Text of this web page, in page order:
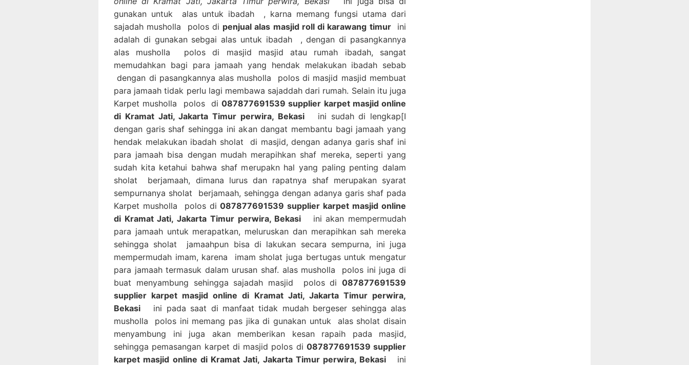
gunakan untuk alas untuk ibadah , karna memang fungsi utama dari
sajadah musholla polos di penjual alas masjid roll di karawang timurini
adalah di gunakan sebgai alas untuk ibadah , dengan di pasangkannya
alas musholla polos di masjid masjid atau rumah ibadah, sangat
memudahkan bagi para jamaah yang hendak melakukan ibadah sebab
dengan di pasangkannya alas musholla polos di masjid masjid membuat
para jamaah tidak perlu lagi membawa sajaddah dari rumah. Selain itu juga
Karpet musholla polos di087877691539 supplier karpet masjid online
di Kramat Jati, Jakarta Timur perwira, Bekasiini sudah di lengkap[I
dengan garis shaf sehingga ini akan dangat membantu bagi jamaah yang
hendak melakukan ibadah sholat di masjid, dengan adanya garis shaf ini
para jamaah bisa dengan mudah merapihkan shaf mereka, seperti yang
sudah kita ketahui bahwa shaf merupakn hal yang paling penting dalam
sholat berjamaah, dimana lurus dan rapatnya shaf merupakan syarat
sempurnanya sholat berjamaah, sehingga dengan adanya garis shaf pada
Karpet musholla polos di087877691539 supplier karpet masjid online
di Kramat Jati, Jakarta Timur perwira, Bekasi ini akan mempermudah
para jamaah untuk merapatkan, meluruskan dan merapihkan sah mereka
sehingga sholat jamaahpun bisa di lakukan secara sempurna, ini juga
mempermudah imam, karena imam sholat juga bertugas untuk mengatur
para jamaah termasuk dalam urusan shaf. alas musholla polos ini juga di
buat menyambung sehingga sajadah masjid polos di 087877691539
supplier karpet masjid online di Kramat Jati, Jakarta Timur perwira,
Bekasi ini pada saat di manfaat tidak mudah bergeser sehingga alas
musholla polos ini memang pas jika di gunakan untuk alas sholat disain
menyambung ini juga akan memberikan kesan rapaih pada masjid,
sehingga pemasangan karpet di masjid polos di 087877691539 supplier
karpet masjid online di Kramat Jati, Jakarta Timur perwira, Bekasi ini